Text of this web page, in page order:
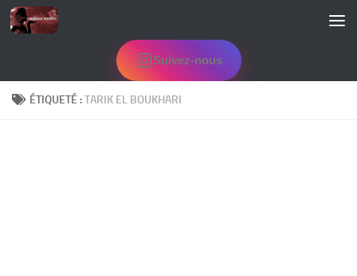
Skip to content
Suivez-nous
ÉTIQUETÉ :TARIK EL BOUKHARI